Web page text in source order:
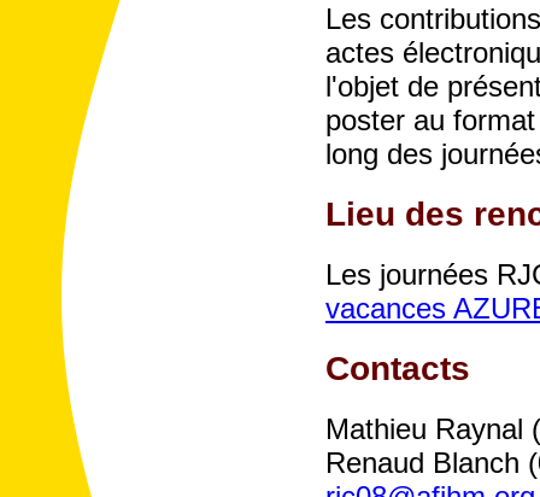
Les
actes
l'objet de
poster au
long des
Lieu des
Les journées
vacances
Contacts
Mathieu Raynal
Renaud Blanch